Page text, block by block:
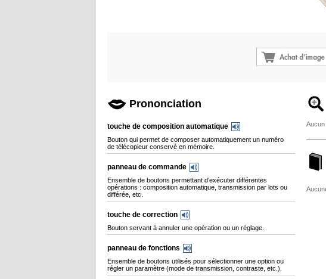
Prononciation
touche de composition automatique
Bouton qui permet de composer automatiquement un numéro
de télécopieur conservé en mémoire.
panneau de commande
Ensemble de boutons permettant d’exécuter différentes
opérations : composition automatique, transmission par lots ou
différée, etc.
touche de correction
Bouton servant à annuler une opération ou un réglage.
panneau de fonctions
Ensemble de boutons utilisés pour sélectionner une option ou
régler un paramètre (mode de transmission, contraste, etc.).
Aucun